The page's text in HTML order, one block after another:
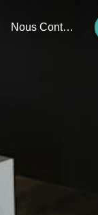
Nous Contacter